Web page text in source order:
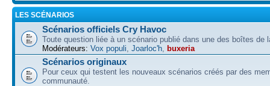
LES SCÉNARIOS
Scénarios officiels Cry Havoc
Toute question liée à un scénario publié dans une des boîtes de
Modérateurs: Vox populi, Joarloc'h, buxeria
Scénarios originaux
Pour ceux qui testent les nouveaux scénarios créés par des
communauté.